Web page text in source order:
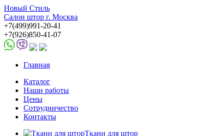
Новый Стиль
Салон штор г. Москва
+7(499)991-20-41
+7(926)850-41-07
Главная
Каталог
Наши работы
Цены
Сотрудничество
Контакты
Ткани для штор